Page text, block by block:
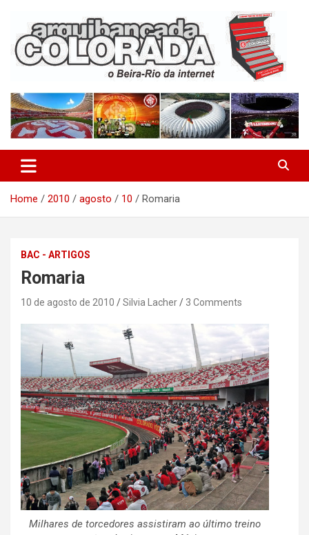
content
Arquibancada Colorada
Home 2010 agosto 10 Romaria
BAC - ARTIGOS
Romaria
10 de agosto de 2010 Silvia Lacher 3 Comments
Milhares de torcedores assistiram ao último treino